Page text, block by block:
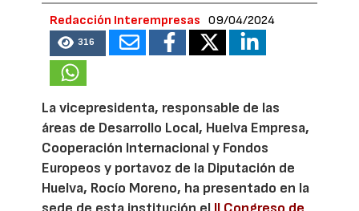
Redacción Interempresas 09/04/2024
316
La vicepresidenta, responsable de las
áreas de Desarrollo Local, Huelva Empresa,
Cooperación Internacional y Fondos
Europeos y portavoz de la Diputación de
Huelva, Rocío Moreno, ha presentado en la